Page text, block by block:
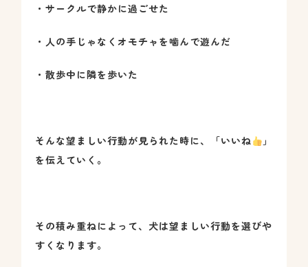
・サークルで静かに過ごせた
・人の手じゃなくオモチャを噛んで遊んだ
・散歩中に隣を歩いた
そんな望ましい行動が見られた時に、「いいね
」
を伝えていく。
その積み重ねによって、犬は望ましい行動を選びや
すくなります。